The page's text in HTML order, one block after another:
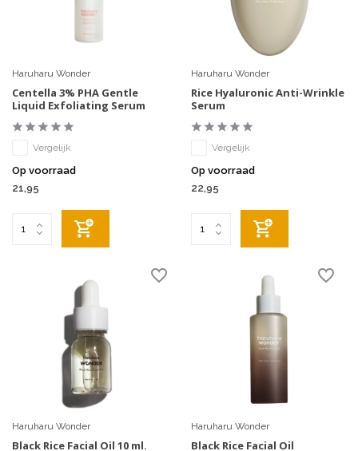
Haruharu Wonder
Centella 3% PHA Gentle
Liquid Exfoliating Serum
Vergelijk
Op voorraad
21,95
Haruharu Wonder
Rice Hyaluronic Anti-Wrinkle
Serum
Vergelijk
Op voorraad
22,95
Haruharu Wonder
Black Rice Facial Oil 10 ml.
Haruharu Wonder
Black Rice Facial Oil